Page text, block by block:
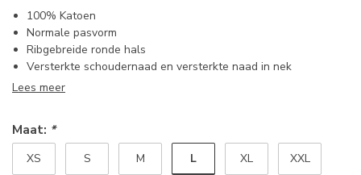
100% Katoen
Normale pasvorm
Ribgebreide ronde hals
Versterkte schoudernaad en versterkte naad in nek
Lees meer
Maat: *
XS S M L XL XXL